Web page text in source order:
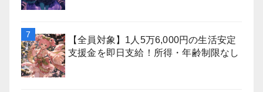
【全員対象】1人5万6,000円の生活安定
支援金を即日支給！所得・年齢制限なし